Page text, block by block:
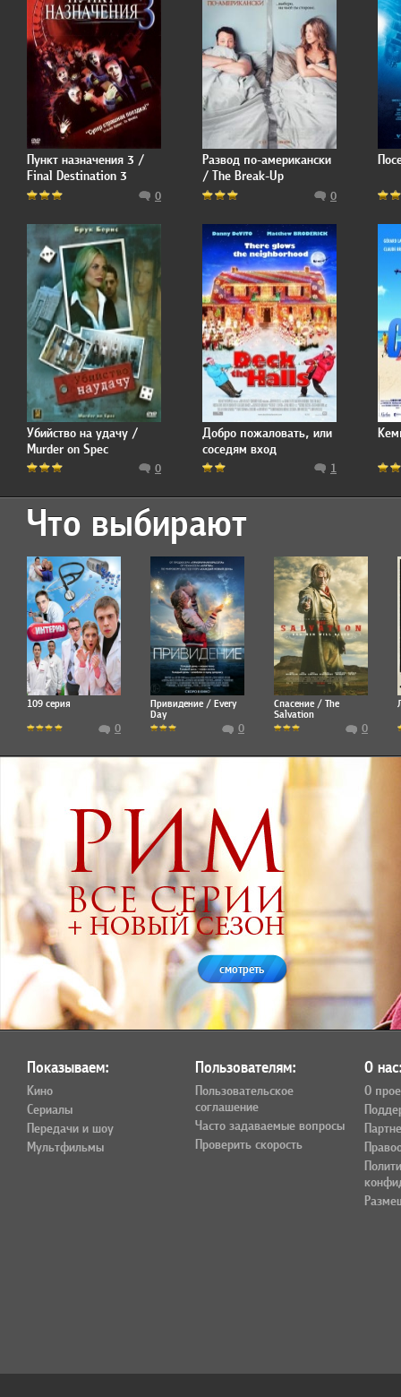
Пункт назначения 3 /
Final Destination 3
0
Развод по-американски
/ The Break-Up
0
Убийство на удачу /
Murder on Spec
0
Добро пожаловать, или
соседям вход
воспрещен / Deck the
1
Что выбирают
109 серия
0
Привидение / Every
Day
0
Спасение / The
Salvation
0
смотреть
Показываем:
Кино
Сериалы
Передачи и шоу
Мультфильмы
Пользователям:
Пользовательское
соглашение
Часто задаваемые вопросы
Проверить скорость
О
О